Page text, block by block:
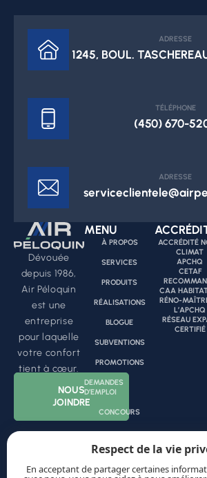
ADRESSE
1245, BOUL.
TÉLÉPHONE
(450) 670-
ADRESSE
Dévouée
depuis 1986,
Air Péloquin
est une
entreprise
pour laquelle
votre confort
tient à cœur.
NOUS
JOINDRE
MENU
À PROPOS
SERVICES
PRODUITS
RÉALISATIONS
BLOGUE
SUBVENTIONS
PROMOTIONS
DEMANDES
D’EMPLOI
CONCOURS
ACCRÉDITÉ
CLIMAT
APCHQ
CETAF
CAA
RÉNO-
L’APCHQ
RÉSEAU
CERTIFIÉ
ENTREPRENUR CERTIFIÉ
Respect de la vie
En acceptant de partager certaines